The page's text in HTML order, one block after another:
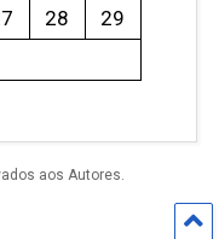
28
29
aos Autores.